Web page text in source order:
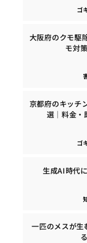
ゴ
大阪府のクモ駆
モ対
京都府のキッチ
選｜料金・
ゴ
生成AI時代
一匹のメスが生